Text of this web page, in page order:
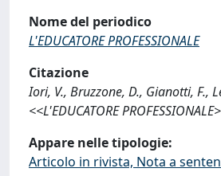
Nome del periodico
L'EDUCATORE PROFESSIONALE
Citazione
Iori, V., Bruzzone, D., Gianotti,
<<L'EDUCATORE
Appare nelle tipologie:
Articolo in rivista, Nota a